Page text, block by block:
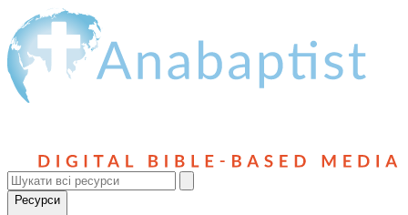
Ресурси